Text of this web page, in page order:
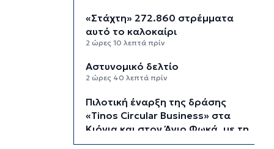
«Στάχτη» 272.860 στρέμματα
αυτό το καλοκαίρι
2 ώρες 10 λεπτά πρίν
Αστυνομικό δελτίο
2 ώρες 40 λεπτά πρίν
Πιλοτική έναρξη της δράσης
«Tinos Circular Business» στα
Κιόνια και στον Άγιο Φωκά, με τη
συμμετοχή επιχειρήσεων